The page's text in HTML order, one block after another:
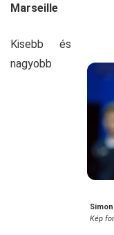
Marseille
Kép
Kisebb és
nagyobb